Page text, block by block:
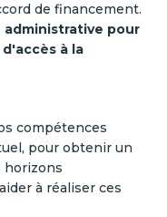
de financement.
administrative pour
à la
compétences
pour obtenir un
horizons
à réaliser ces